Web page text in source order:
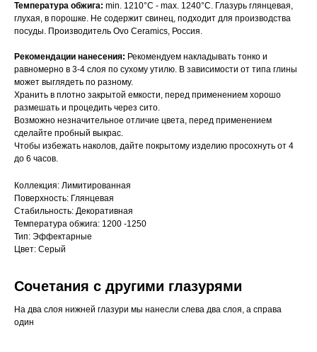
Температура обжига: min. 1210°С - max. 1240°С. Глазурь глянцевая,
глухая, в порошке. Не содержит свинец, подходит для производства
посуды. Производитель Ovo Ceramics, Россия.
Рекомендации нанесения: Рекомендуем накладывать тонко и
равномерно в 3-4 слоя по сухому утилю. В зависимости от типа глины
может выглядеть по разному.
Хранить в плотно закрытой емкости, перед применением хорошо
размешать и процедить через сито.
Возможно незначительное отличие цвета, перед применением
сделайте пробный выкрас.
Чтобы избежать наколов, дайте покрытому изделию просохнуть от 4
до 6 часов.
Коллекция: Лимитированная
Поверхность: Глянцевая
Стабильность: Декоративная
Температура обжига: 1200 -1250
Тип: Эффектарные
Цвет: Серый
Сочетания с другими глазурями
На два слоя нижней глазури мы нанесли слева два слоя, а справа
один